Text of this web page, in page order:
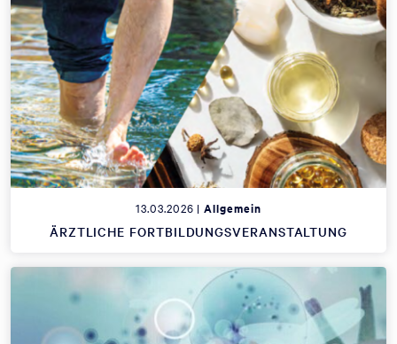
13.03.2026 |Allgemein
ÄRZTLICHE FORTBILDUNGSVERANSTALTUNG